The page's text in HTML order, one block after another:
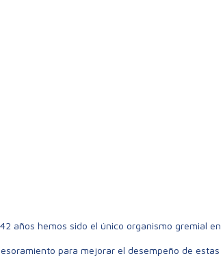
años hemos sido el único organismo gremial
para mejorar el desempeño de